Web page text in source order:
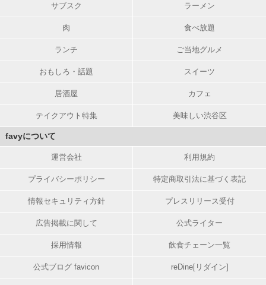
サブスク ラーメン
肉 食べ放題
ランチ ご当地グルメ
おもしろ・話題 スイーツ
居酒屋 カフェ
テイクアウト特集 美味しい渋谷区
favyについて
運営会社 利用規約
プライバシーポリシー 特定商取引法に基づく表記
情報セキュリティ方針 プレスリリース受付
広告掲載に関して 公式ライター
採用情報 飲食チェーン一覧
公式ブログ favicon reDine[リダイン]